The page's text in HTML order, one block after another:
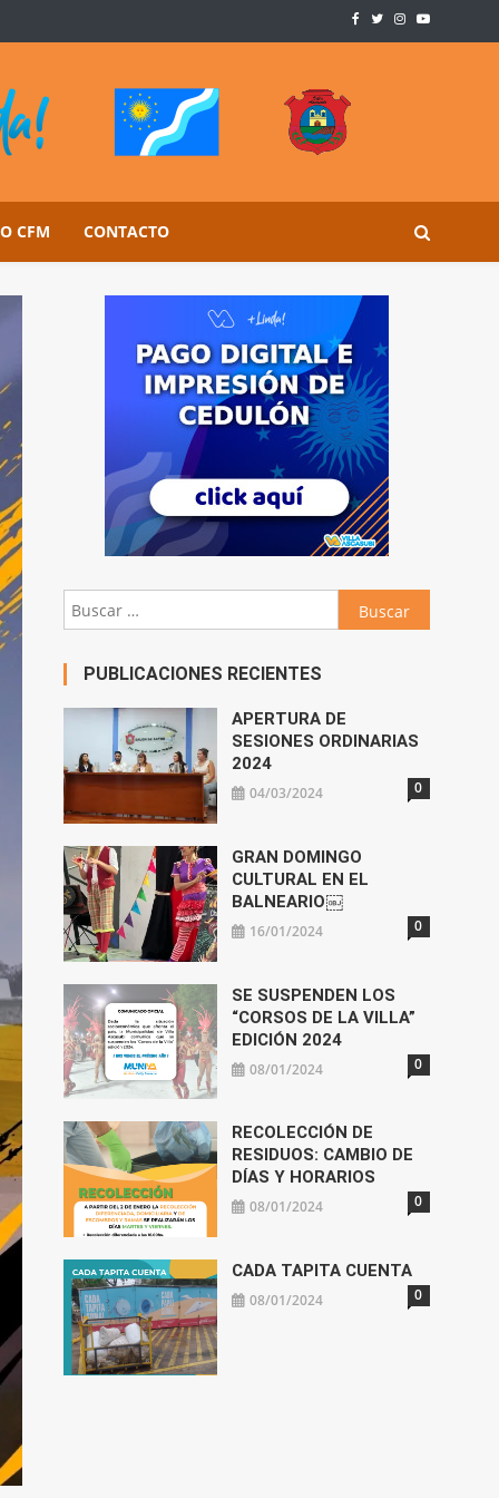
CFM CONTACTO
Buscar:
PUBLICACIONES RECIENTES
APERTURA DE
SESIONES ORDINARIAS
2024
04/03/2024 0
GRAN DOMINGO
CULTURAL EN EL
BALNEARIO￼
16/01/2024 0
SE SUSPENDEN LOS
“CORSOS DE LA VILLA”
EDICIÓN 2024
08/01/2024 0
RECOLECCIÓN DE
RESIDUOS: CAMBIO DE
DÍAS Y HORARIOS
08/01/2024 0
CADA TAPITA CUENTA
08/01/2024 0